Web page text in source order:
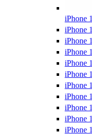
iPhone
iPhone
iPhone
iPhone
iPhone
iPhone
iPhone
iPhone
iPhone
iPhone
iPhone